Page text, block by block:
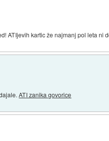
ATIjevih kartic že najmanj pol leta ni
ATI zanika govorice